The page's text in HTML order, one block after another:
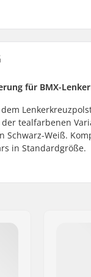
für BMX-Lenker
tealfarbenen
Schwarz-Weiß.
in Standardgröße.